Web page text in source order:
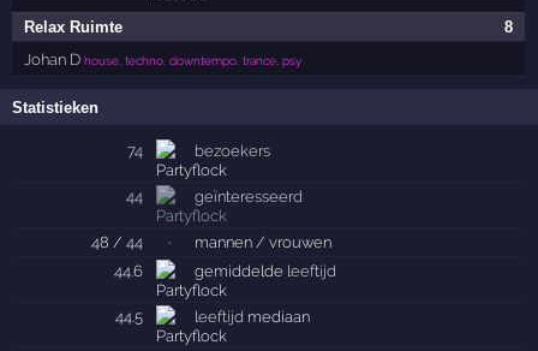
8
Relax Ruimte
Johan D house, techno, downtempo, trance, psy
Statistieken
74 bezoekers
44 geïnteresseerd
48 / 44 ·
mannen / vrouwen
44.6
gemiddelde leeftijd
44.5 leeftijd mediaan